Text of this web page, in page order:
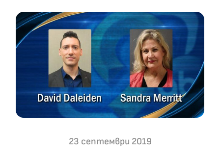
23 септември 2019